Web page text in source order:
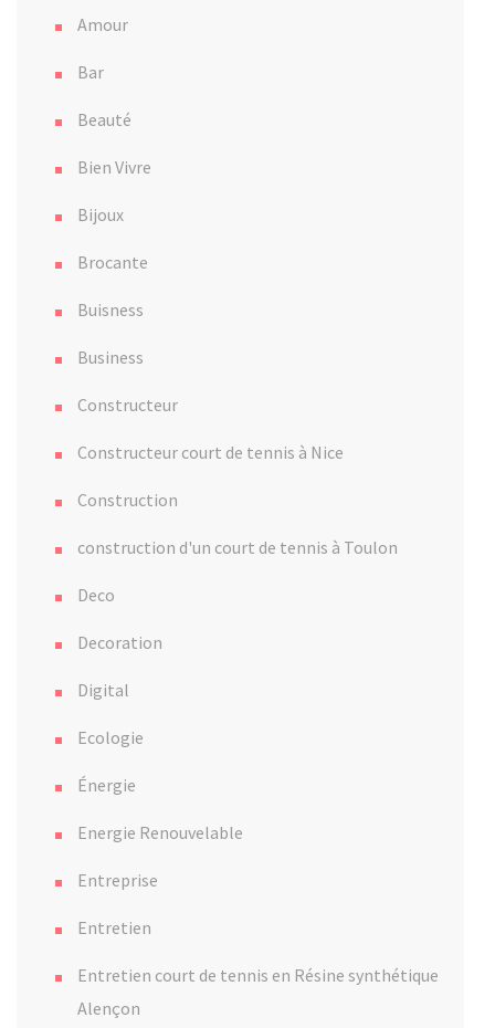
Amour
Bar
Beauté
Bien Vivre
Bijoux
Brocante
Buisness
Business
Constructeur
Constructeur court de tennis à Nice
Construction
construction d'un court de tennis à Toulon
Deco
Decoration
Digital
Ecologie
Énergie
Energie Renouvelable
Entreprise
Entretien
Entretien court de tennis en Résine synthétique
Alençon